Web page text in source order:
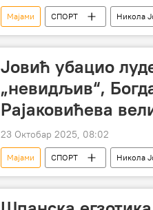
Мајами СПОРТ Никола
Спорт
Кошарка
Јовић убацио
„невидљив“,
Рајаковићева
23 Октобар 2025, 08:02
Мајами СПОРТ Никола